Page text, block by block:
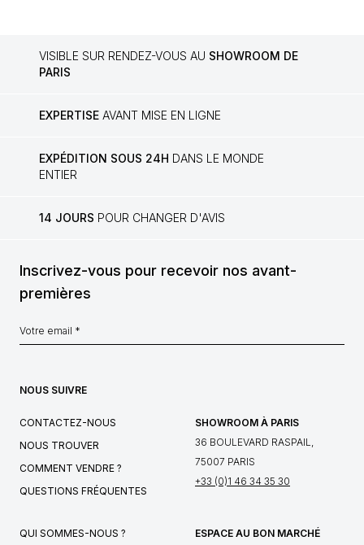
VISIBLE SUR RENDEZ-VOUS AU SHOWROOM DE
PARIS
EXPERTISE AVANT MISE EN LIGNE
EXPÉDITION SOUS 24H DANS LE MONDE
ENTIER
14 JOURS POUR CHANGER D'AVIS
Inscrivez-vous pour recevoir nos avant-
premières
NOUS SUIVRE
CONTACTEZ-NOUS
NOUS TROUVER
COMMENT VENDRE ?
QUESTIONS FRÉQUENTES
SHOWROOM À PARIS
36 BOULEVARD RASPAIL,
75007 PARIS
+33 (0)1 46 34 35 30
QUI SOMMES-NOUS ?
ESPACE AU BON MARCHÉ